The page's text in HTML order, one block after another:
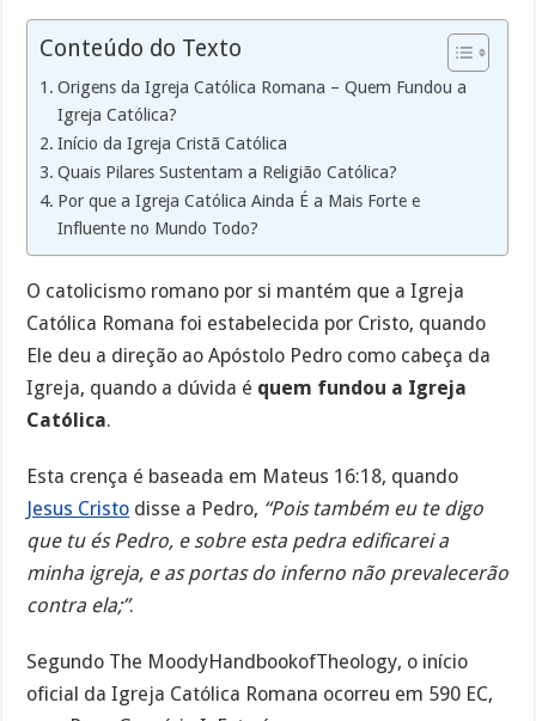
Conteúdo do Texto
Origens da Igreja Católica Romana – Quem Fundou a
Igreja Católica?
Início da Igreja Cristã Católica
Quais Pilares Sustentam a Religião Católica?
Por que a Igreja Católica Ainda É a Mais Forte e
Influente no Mundo Todo?
O catolicismo romano por si mantém que a Igreja
Católica Romana foi estabelecida por Cristo, quando
Ele deu a direção ao Apóstolo Pedro como cabeça da
Igreja, quando a dúvida é quem fundou a Igreja
Católica.
Esta crença é baseada em Mateus 16:18, quando
Jesus Cristo disse a Pedro, “Pois também eu te digo
que tu és Pedro, e sobre esta pedra edificarei a
minha igreja, e as portas do inferno não prevalecerão
contra ela;”.
Segundo The MoodyHandbookofTheology, o início
oficial da Igreja Católica Romana ocorreu em 590 EC,